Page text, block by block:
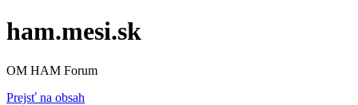
ham.mesi.sk
OM HAM Forum
Prejsť na obsah